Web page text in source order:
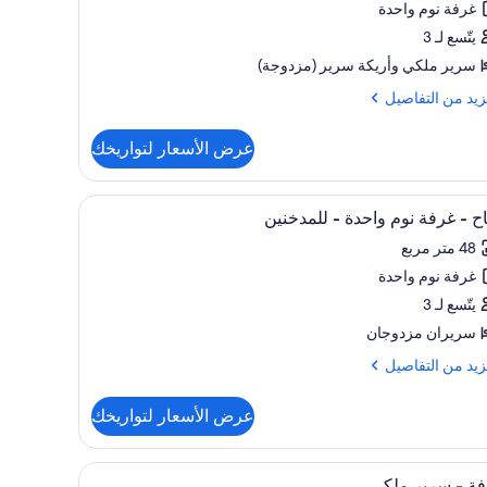
غرفة نوم واحدة
يتّسع لـ 3
سرير ملكي‫‬ وأريكة سرير (مزدوجة)
من التفاصيل
عرض الأسعار لتواريخك
ومساحة عمل للكمبيوتر المحمولأغطية فراش متميزة وخزنة داخل الغرفة ومكتب
5 - غرفة نوم واحدة - للمدخنين
48 متر مربع
غرفة نوم واحدة
يتّسع لـ 3
سريران مزدوجان
من التفاصيل
عرض الأسعار لتواريخك
ومساحة عمل للكمبيوتر المحمول
6